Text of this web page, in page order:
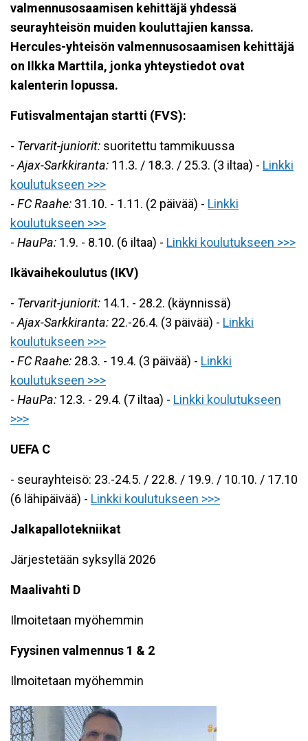
valmennusosaamisen kehittäjä yhdessä
seurayhteisön muiden kouluttajien kanssa.
Hercules-yhteisön valmennusosaamisen kehittäjä
on Ilkka Marttila, jonka yhteystiedot ovat
kalenterin lopussa.
Futisvalmentajan startti (FVS):
- Tervarit-juniorit: suoritettu tammikuussa
- Ajax-Sarkkiranta: 11.3. / 18.3. / 25.3. (3 iltaa) - Linkki
koulutukseen >>>
- FC Raahe: 31.10. - 1.11. (2 päivää) - Linkki
koulutukseen >>>
- HauPa: 1.9. - 8.10. (6 iltaa) - Linkki koulutukseen >>>
Ikävaihekoulutus (IKV)
- Tervarit-juniorit: 14.1. - 28.2. (käynnissä)
- Ajax-Sarkkiranta: 22.-26.4. (3 päivää) - Linkki
koulutukseen >>>
- FC Raahe: 28.3. - 19.4. (3 päivää) - Linkki
koulutukseen >>>
- HauPa: 12.3. - 29.4. (7 iltaa) - Linkki koulutukseen
>>>
UEFA C
- seurayhteisö: 23.-24.5. / 22.8. / 19.9. / 10.10. / 17.10
(6 lähipäivää) - Linkki koulutukseen >>>
Jalkapallotekniikat
Järjestetään syksyllä 2026
Maalivahti D
Ilmoitetaan myöhemmin
Fyysinen valmennus 1 & 2
Ilmoitetaan myöhemmin